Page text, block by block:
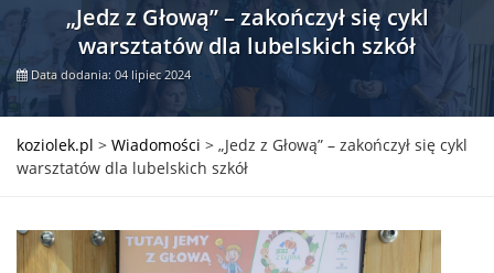
„Jedz z Głową” – zakończył się cykl
warsztatów dla lubelskich szkół
Data dodania: 04 lipiec 2024
koziolek.pl > Wiadomości > „Jedz z Głową” – zakończył się cykl
warsztatów dla lubelskich szkół